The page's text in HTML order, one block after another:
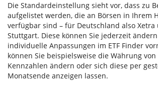
Die Standardeinstellung sieht vor, dass zu
aufgelistet werden, die an Börsen in Ihrem
verfügbar sind – für Deutschland also Xetra
Stuttgart. Diese können Sie jederzeit
individuelle Anpassungen im ETF Finder
können Sie beispielsweise die Währung
Kennzahlen ändern oder sich diese per
Monatsende anzeigen lassen.